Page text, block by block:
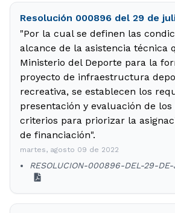
Resolución 000896 del 29 de
"Por la cual se definen las
alcance de la asistencia técnica
Ministerio del Deporte para la
proyecto de infraestructura
recreativa, se establecen los
presentación y evaluación de
criterios para priorizar la
de financiación".
martes, agosto 09 de 2022
RESOLUCION-000896-DEL-29-